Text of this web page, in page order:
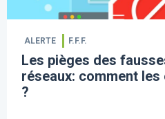
ALERTE F.F.F.
Les pièges des
réseaux: comment
?